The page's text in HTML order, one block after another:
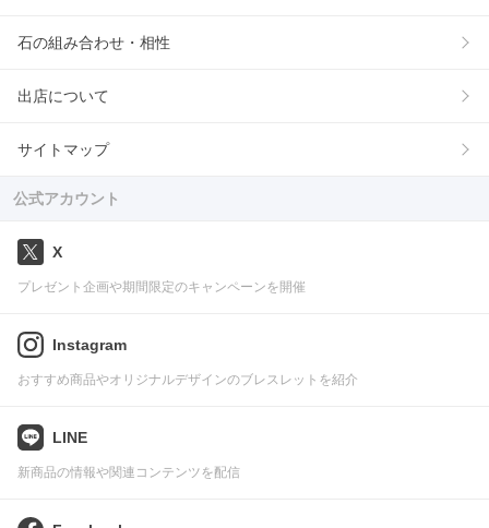
石の組み合わせ・相性
出店について
サイトマップ
公式アカウント
X
プレゼント企画や期間限定のキャンペーンを開催
Instagram
おすすめ商品やオリジナルデザインのブレスレットを紹介
LINE
新商品の情報や関連コンテンツを配信